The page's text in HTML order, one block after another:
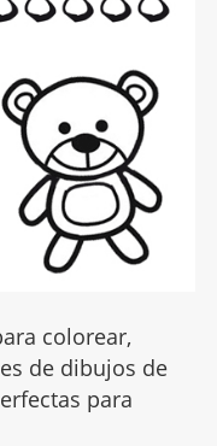
colorear,
de dibujos de
para